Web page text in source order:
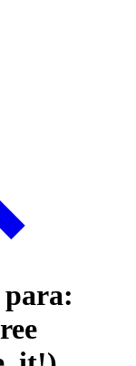
para: